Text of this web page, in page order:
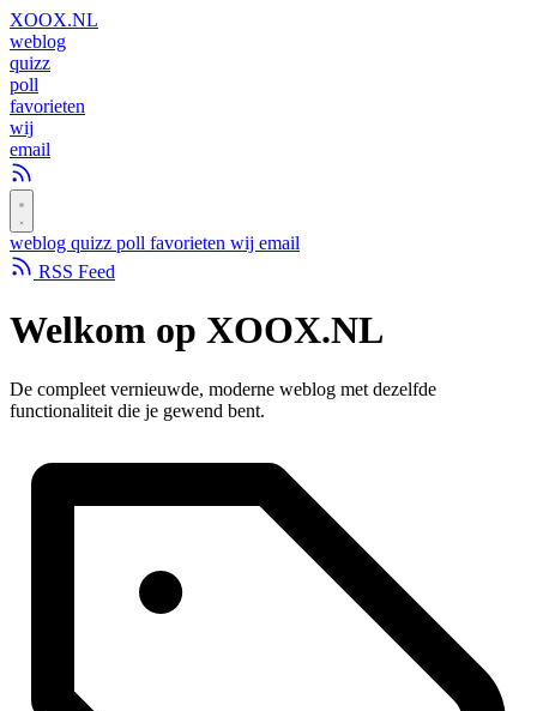
XOOX.NL
weblog
quizz
poll
favorieten
wij
email
weblog quizz poll favorieten wij email
RSS Feed
Welkom op XOOX.NL
De compleet vernieuwde, moderne weblog met dezelfde
functionaliteit die je gewend bent.